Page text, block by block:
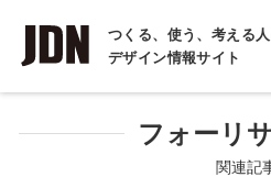
つくる、使う、考える
デザイン情報サイト
INTERVIEW
インタビュー
REPORTフォーリ
関連記